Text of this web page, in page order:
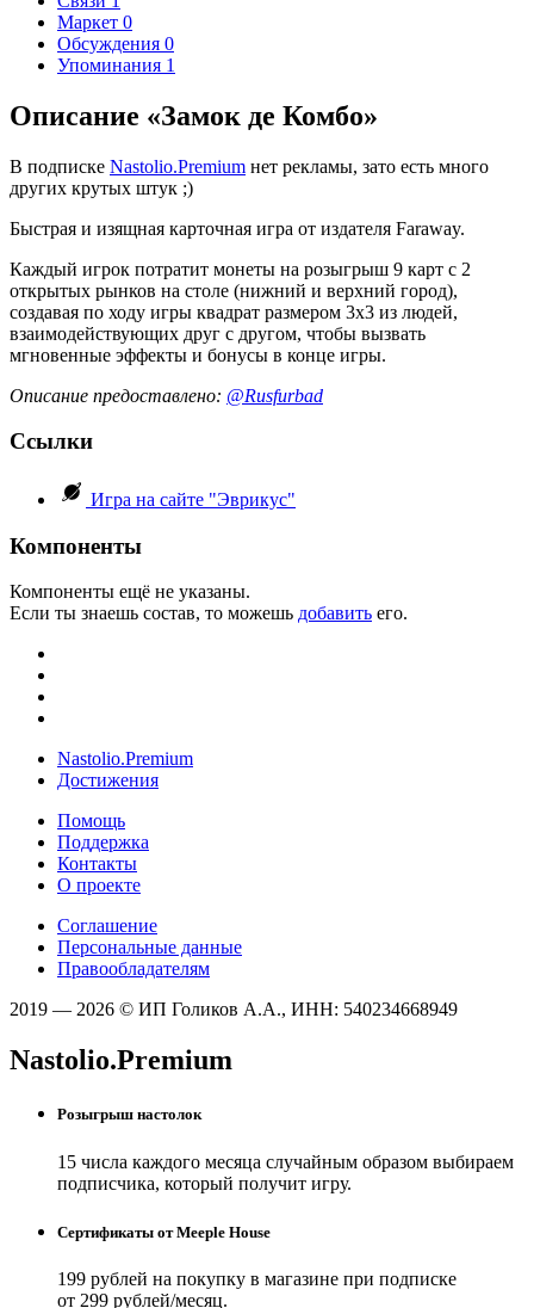
Маркет 0
Обсуждения 0
Упоминания 1
Описание «Замок де Комбо»
В подписке Nastolio.Premium нет рекламы, зато есть много
других крутых штук ;)
Быстрая и изящная карточная игра от издателя Faraway.
Каждый игрок потратит монеты на розыгрыш 9 карт с 2
открытых рынков на столе (нижний и верхний город),
создавая по ходу игры квадрат размером 3х3 из людей,
взаимодействующих друг с другом, чтобы вызвать
мгновенные эффекты и бонусы в конце игры.
Описание предоставлено: @Rusfurbad
Ссылки
Игра на сайте "Эврикус"
Компоненты
Компоненты ещё не указаны.
Если ты знаешь состав, то можешь добавить его.
Nastolio.Premium
Достижения
Помощь
Поддержка
Контакты
О проекте
Соглашение
Персональные данные
Правообладателям
2019 — 2026 © ИП Голиков А.А., ИНН: 540234668949
Nastolio.Premium
Розыгрыш настолок
15 числа каждого месяца случайным образом выбираем
подписчика, который получит игру.
Сертификаты от Meeple House
199 рублей на покупку в магазине при подписке
от 299 рублей/месяц.